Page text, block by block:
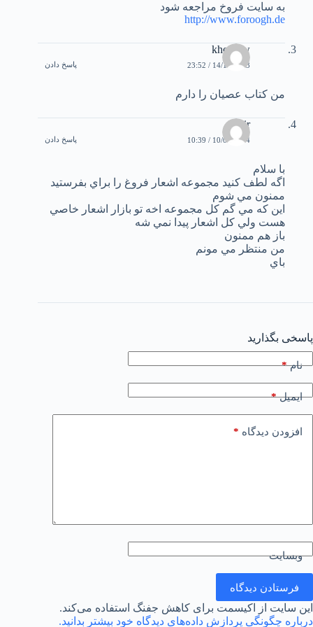
به سايت فروخ مراجعه شود
http://www.foroogh.de
khosrow
14/12/2003 / 23:52 پاسخ دادن
من كتاب عصيان را دارم
amir
10/01/2004 / 10:39 پاسخ دادن
با سلام
اگه لطف كنيد مجموعه اشعار فروغ را براي بفرستيد
ممنون مي شوم
اين كه مي گم كل مجموعه اخه تو بازار اشعار خاصي
هست ولي كل اشعار پيدا نمي شه
باز هم ممنون
من منتظر مي مونم
باي
پاسخی بگذارید
نام*
ایمیل*
افزودن دیدگاه *
وبسایت
فرستادن دیدگاه
این سایت از اکیسمت برای کاهش جفنگ استفاده می‌کند.
درباره چگونگی پردازش داده‌های دیدگاه خود بیشتر بدانید.